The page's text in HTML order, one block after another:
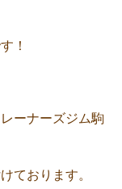
！
ーナーズジム駒
ております。